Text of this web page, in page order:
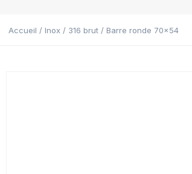
Accueil / Inox / 316 brut / Barre ronde 70×54